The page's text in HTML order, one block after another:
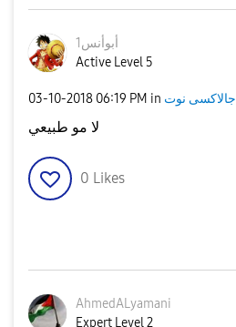
أبوأنس1
Active Level 5
‎03-10-2018 06:19 PM in جالاكسى نوت
لا مو طبيعي
0 Likes
AhmedALyamani
Expert Level 2